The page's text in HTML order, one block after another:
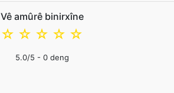
Vê amûrê binirxîne
☆
☆
☆
☆
☆
5.0/5 - 0deng